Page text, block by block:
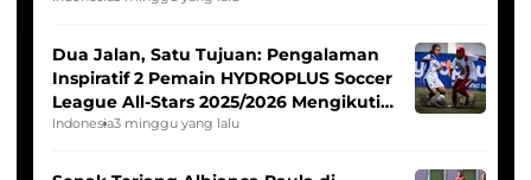
Dua Jalan, Satu Tujuan: Pengalaman
Inspiratif 2 Pemain HYDROPLUS Soccer
League All-Stars 2025/2026 Mengikuti
Seleksi Timnas Indonesia Putri
Indonesia3 minggu yang lalu